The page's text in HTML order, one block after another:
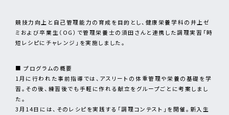
競技力向上と自己管理能力の育成を目的とし、健康栄養学科の井上ゼ
ミおよび卒業生（OG）で管理栄養士の須田さんと連携した調理実習「時
短レシピにチャレンジ」を実施しました。
■ プログラムの概要
1月に行われた事前指導では、アスリートの体重管理や栄養の基礎を学
習。その後、練習後でも手軽に作れる献立をグループごとに考案しまし
た。
3月14日には、そのレシピを実践する「調理コンテスト」を開催。新入生